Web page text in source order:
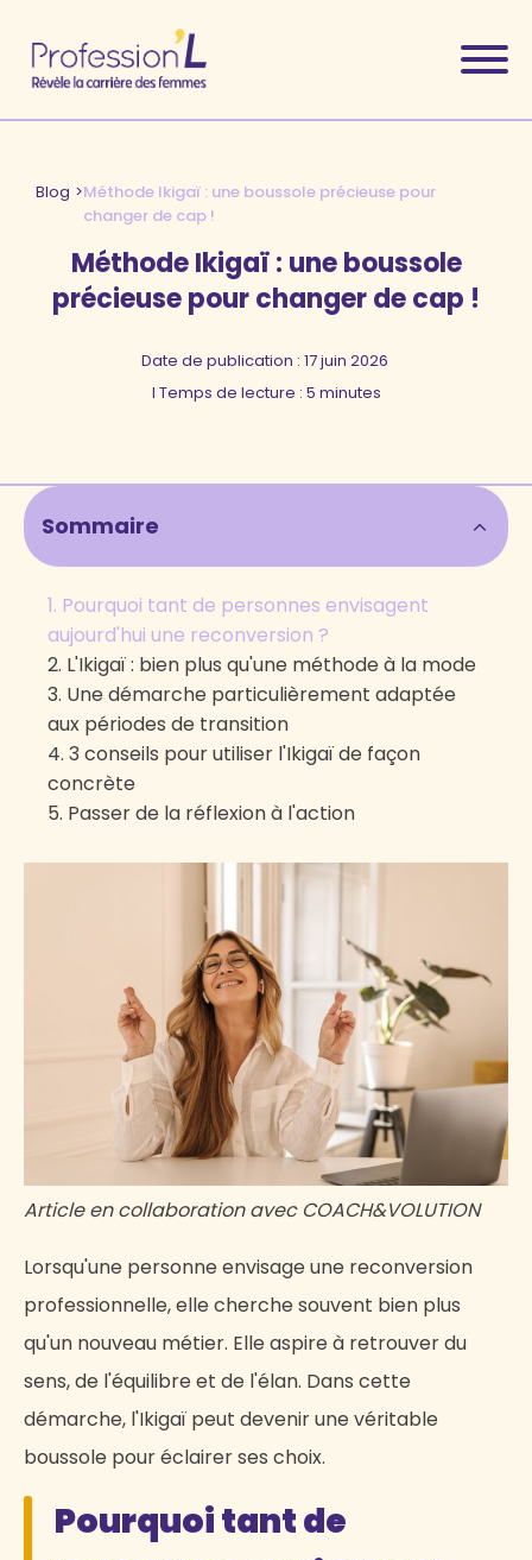
Blog >Méthode Ikigaï : une boussole précieuse pour
changer de cap !
Méthode Ikigaï : une boussole
précieuse pour changer de cap !
Date de publication : 17 juin 2026
l Temps de lecture : 5 minutes
Article en collaboration avec COACH&VOLUTION
Lorsqu'une personne envisage une reconversion
professionnelle, elle cherche souvent bien plus
qu'un nouveau métier. Elle aspire à retrouver du
sens, de l'équilibre et de l'élan. Dans cette
démarche, l'Ikigaï peut devenir une véritable
boussole pour éclairer ses choix.
Pourquoi tant de
Sommaire
Pourquoi tant de personnes envisagent
aujourd'hui une reconversion ?
L'Ikigaï : bien plus qu'une méthode à la mode
Une démarche particulièrement adaptée
aux périodes de transition
3 conseils pour utiliser l'Ikigaï de façon
concrète
1. Partir de son expérience plutôt que de
2. Identifier ses valeurs actuelles
3. Tester avant de décider
Passer de la réflexion à l'action